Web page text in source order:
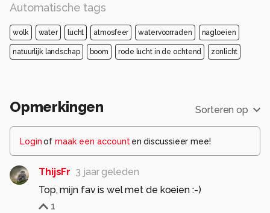
Automatische tags
wolk water lucht atmosfeer watervoorraden nagloeien
natuurlijk landschap boom rode lucht in de ochtend zonlicht
Opmerkingen Sorteren op
Loginof maak een account en discussieer mee!
ThijsFr 3 jaar geleden
Top, mijn fav is wel met de koeien :-)
1